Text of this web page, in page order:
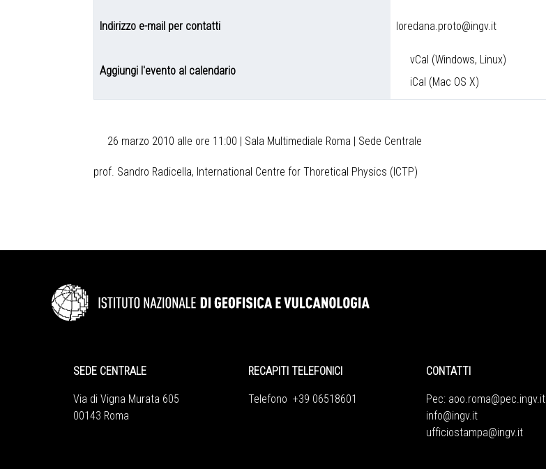
Indirizzo e-mail per contatti loredana.proto@ingv.it
Aggiungi l'evento al calendario
vCal (Windows, Linux)
iCal (Mac OS X)
26 marzo 2010 alle ore 11:00 | Sala Multimediale Roma | Sede Centrale
prof. Sandro Radicella, International Centre for Thoretical Physics (ICTP)
SEDE CENTRALE
Via di Vigna Murata 605
00143 Roma
RECAPITI TELEFONICI
Telefono +39 06518601
CONTATTI
Pec: aoo.roma@pec.ingv.it
info@ingv.it
ufficiostampa@ingv.it